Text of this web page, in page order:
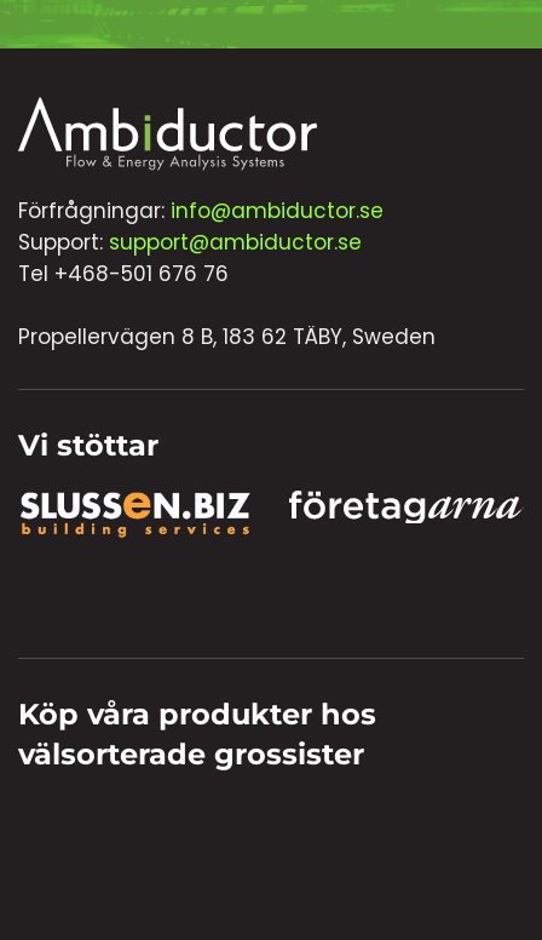
Förfrågningar: info@ambiductor.se
Support: support@ambiductor.se
Tel +468-501 676 76
Propellervägen 8 B, 183 62 TÄBY, Sweden
Vi stöttar
Köp våra produkter hos
välsorterade grossister